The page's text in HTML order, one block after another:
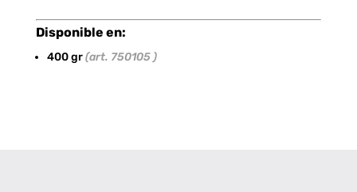
Disponible en:
400 gr(art. 750105 )